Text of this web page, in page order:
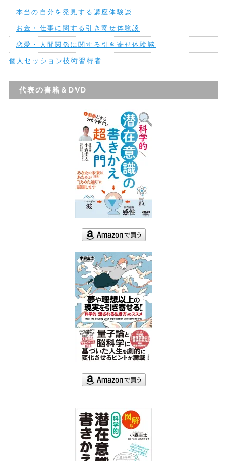
本当の自分を発見する講座体験談
お金・仕事に関する引き寄せ体験談
恋愛・人間関係に関する引き寄せ体験談
個人セッション技術習得者
代表の書籍＆DVD